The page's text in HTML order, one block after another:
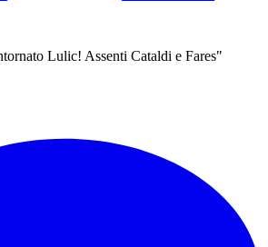
Lulic! Assenti Cataldi e Fares"